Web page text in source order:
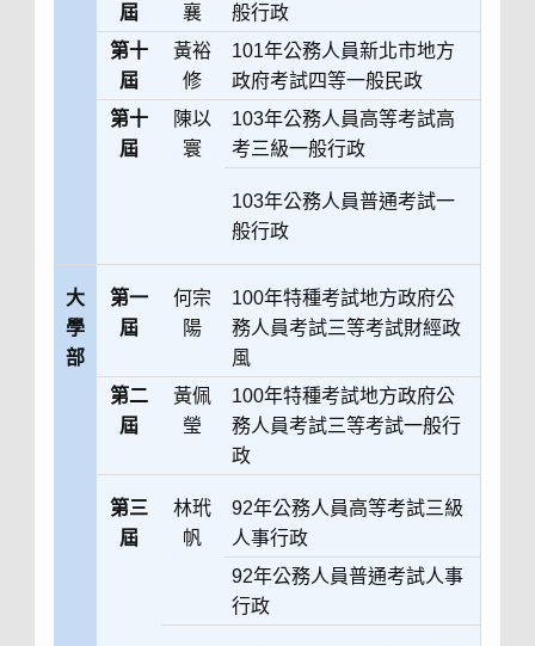
屆
襄
般行政
第十
屆
黃裕
修
101年公務人員新北市地方
政府考試四等一般民政
第十
屆
陳以
寰
103年公務人員高等考試高
考三級一般行政
103年公務人員普通考試一
般行政
大
學
部
第一
屆
何宗
陽
100年特種考試地方政府公
務人員考試三等考試財經政
風
第二
屆
黃佩
瑩
100年特種考試地方政府公
務人員考試三等考試一般行
政
第三
屆
林玳
帆
92年公務人員高等考試三級
人事行政
92年公務人員普通考試人事
行政